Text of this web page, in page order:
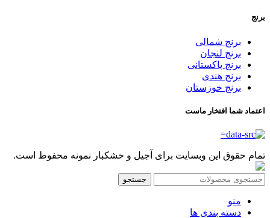
برنج
برنج شمالی
برنج لنجان
برنج پاکستانی
برنج هندی
برنج خوزستان
اعتماد شما افتخار ماست
تمام حقوق این وبسایت برای آجیل و خشکبار نمونه محفوظ است.
جستجو
منو
دسته بندی ها